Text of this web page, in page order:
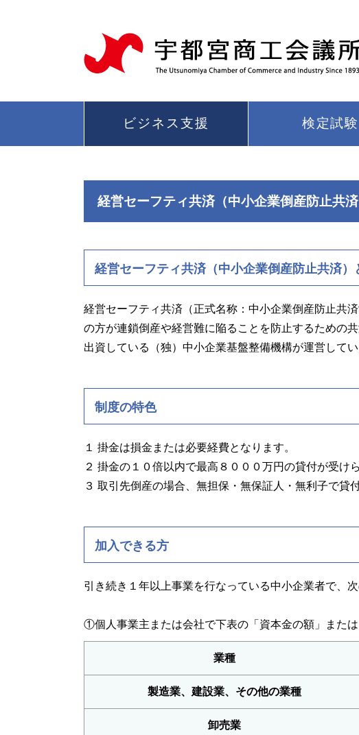
ビジネス支援 検定試験
経営セーフティ共済（中小企業倒産防止共済
経営セーフティ共済（中小企業倒産防止共済）
経営セーフティ共済（正式名称：中小企業倒産防止共
の方が連鎖倒産や経営難に陥ることを防止するための
出資している（独）中小企業基盤整備機構が運営してい
制度の特色
１ 掛金は損金または必要経費となります。
２ 掛金の１０倍以内で最高８０００万円の貸付が受け
３ 取引先倒産の場合、無担保・無保証人・無利子で貸
加入できる方
引き続き１年以上事業を行なっている中小企業者で、
①個人事業主または会社で下表の「資本金の額」また
業種
製造業、建設業、その他の業種
卸売業